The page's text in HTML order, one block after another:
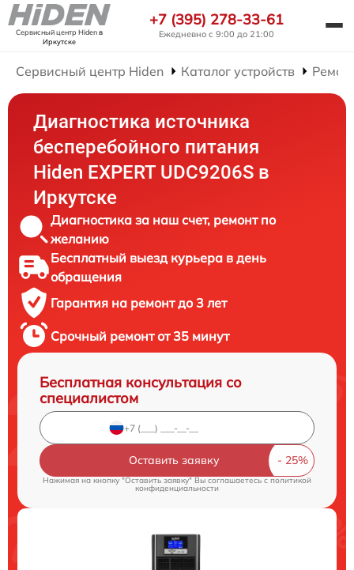
Сервисный центр Hidenв
Иркутске
+7 (395) 278-33-61
Ежедневно с 9:00 до 21:00
Сервисный центр Hiden Каталог устройств
Диагностика источника
бесперебойного питания
Hiden EXPERT UDC9206S в
Иркутске
Диагностика за наш счет, ремонт по
желанию
Бесплатный выезд курьера в день
обращения
Гарантия на ремонт до 3 лет
Срочный ремонт от 35 минут
Бесплатная консультация со
специалистом
Оставить заявку
Нажимая на кнопку "Оставить заявку" Вы соглашаетесь c политикой
конфиденциальности